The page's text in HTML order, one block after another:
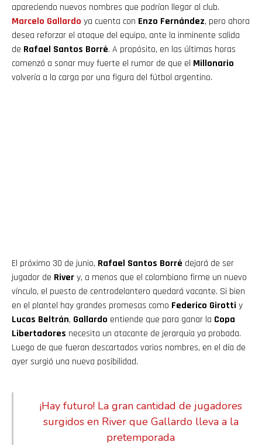
apareciendo nuevos nombres que podrían llegar al club.
Marcelo Gallardo ya cuenta con Enzo Fernández, pero ahora
desea reforzar el ataque del equipo, ante la inminente salida
de Rafael Santos Borré. A propósito, en las últimas horas
comenzó a sonar muy fuerte el rumor de que el Millonario
volvería a la carga por una figura del fútbol argentino.
El próximo 30 de junio, Rafael Santos Borré dejará de ser
jugador de Rivery, a menos que el colombiano firme un nuevo
vínculo, el puesto de centrodelantero quedará vacante. Si bien
en el plantel hay grandes promesas como Federico Girotti y
Lucas Beltrán, Gallardo entiende que para ganar la Copa
Libertadores necesita un atacante de jerarquía ya probada.
Luego de que fueran descartados varios nombres, en el día de
ayer surgió una nueva posibilidad.
¡Hay futuro! La gran cantidad de jugadores
surgidos en River que Gallardo lleva a la
pretemporada